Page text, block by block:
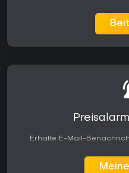
Erhalte E-Mail-